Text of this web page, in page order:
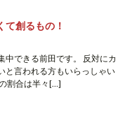
て創るもの！
中できる前田です。 反対にカ
と言われる方もいらっしゃい
割合は半々[…]